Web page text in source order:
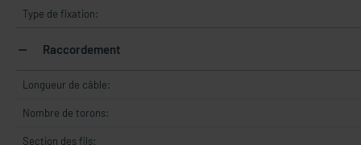
Type de fixation:
Raccordement
Longueur de câble:
Nombre de torons:
Section des fils: